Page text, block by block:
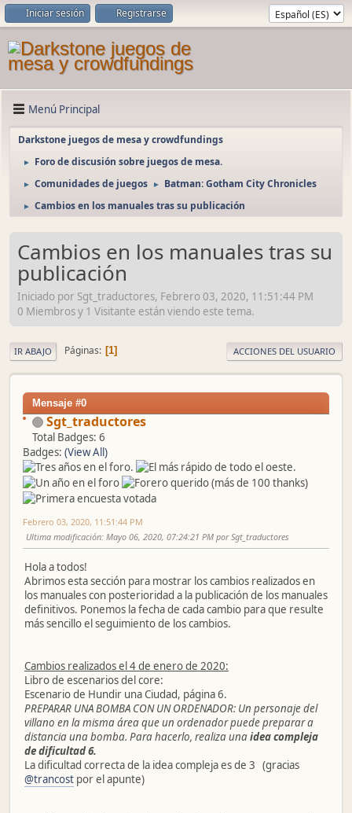
Iniciar sesión Registrarse
Menú Principal
Darkstone juegos de mesa y crowdfundings
► Foro de discusión sobre juegos de mesa.
► Comunidades de juegos ► Batman: Gotham City Chronicles
► Cambios en los manuales tras su publicación
Cambios en los manuales tras su
publicación
Iniciado por Sgt_traductores, Febrero 03, 2020, 11:51:44 PM
0 Miembros y 1 Visitante están viendo este tema.
IR ABAJO Páginas 1 ACCIONES DEL USUARIO
Mensaje #0
Sgt_traductores
Total Badges: 6
Badges: (View All)
Febrero 03, 2020, 11:51:44 PM
Ultima modificación: Mayo 06, 2020, 07:24:21 PM por Sgt_traductores
Hola a todos!
Abrimos esta sección para mostrar los cambios realizados en
los manuales con posterioridad a la publicación de los manuales
definitivos. Ponemos la fecha de cada cambio para que resulte
más sencillo el seguimiento de los cambios.
Cambios realizados el 4 de enero de 2020:
Libro de escenarios del core:
Escenario de Hundir una Ciudad, página 6.
PREPARAR UNA BOMBA CON UN ORDENADOR: Un personaje del
villano en la misma área que un ordenador puede preparar a
distancia una bomba. Para hacerlo, realiza unaidea compleja
de dificultad 6.
La dificultad correcta de la idea compleja es de 3 (gracias
@trancost por el apunte)